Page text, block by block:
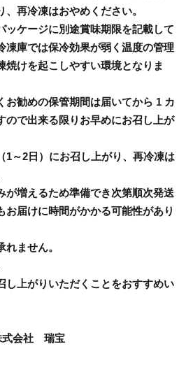
再冷凍はおやめください。
ケージに別途賞味期限を記載して
凍庫では保冷効果が弱く温度の管理
焼けを起こしやすい環境となりま
お勧めの保管期間は届いてから 1 カ
ので出来る限りお早めにお召し上が
1～2日）にお召し上がり、再冷凍は
増えるため準備でき次第順次発送
お届けに時間がかかる可能性があり
ません。
上がりいただくことをおすすめい
式会社 瑞宝